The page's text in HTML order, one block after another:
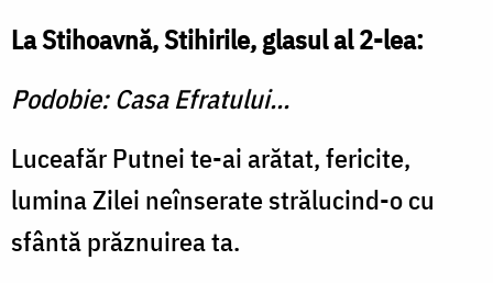
La Stihoavnă, Stihirile, glasul al 2-lea:
Podobie: Casa Efratului...
Luceafăr Putnei te-ai arătat, fericite,
lumina Zilei neîn­serate strălucind-o cu
sfântă prăznuirea ta.